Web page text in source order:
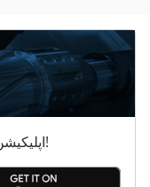
اپلیکیشن شماره ۱ برای ماشین‌آلات دست دوم!